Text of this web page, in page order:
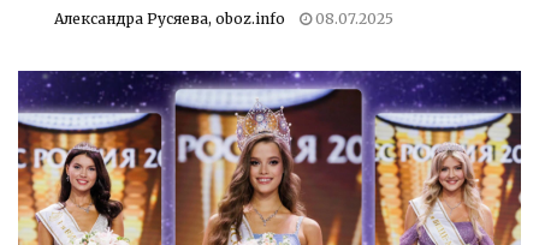
Александра Русяева, oboz.info 08.07.2025